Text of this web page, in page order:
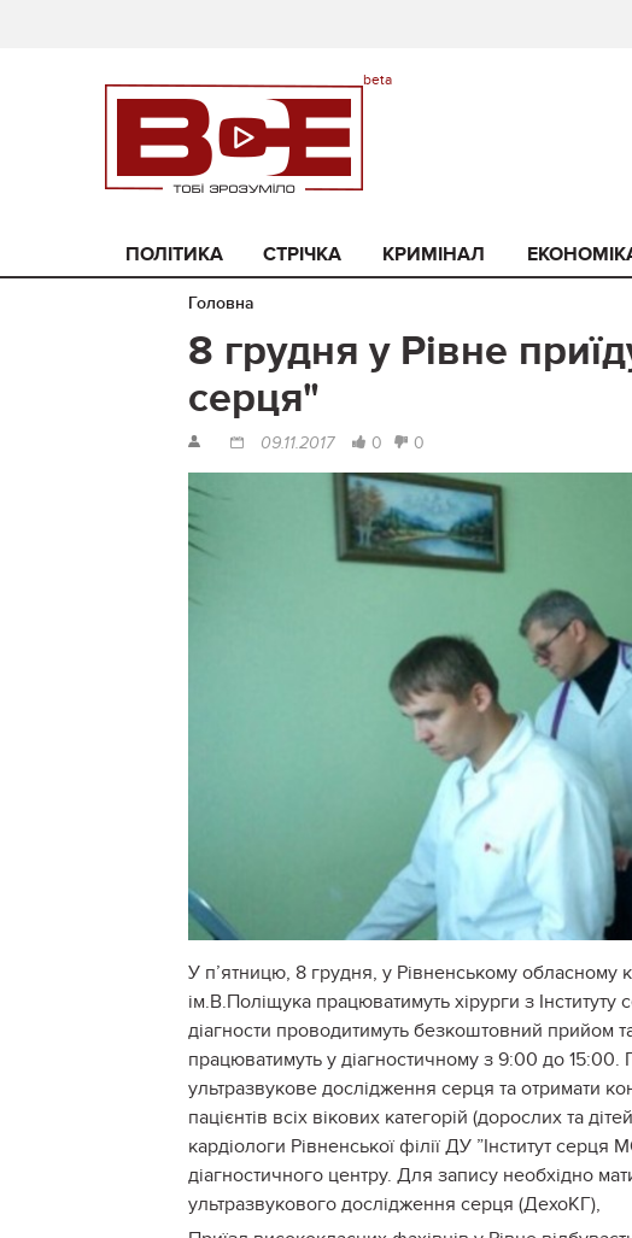
ПОЛІТИКА СТРІЧКА КРИМІНАЛ
Головна
8 грудня у Рівне
серця"
09.11.2017 0 0
У п’ятницю, 8 грудня, у Рівненському обласному
ім.В.Поліщука працюватимуть хірурги з
діагности проводитимуть безкоштовний прийом
працюватимуть у діагностичному з 9:00 до 15:00.
ультразвукове дослідження серця та отримати
пацієнтів всіх вікових категорій (дорослих та
кардіологи Рівненської філії ДУ ”Інститут
діагностичного центру. Для запису необхідно
ультразвукового дослідження серця (ДехоКГ),